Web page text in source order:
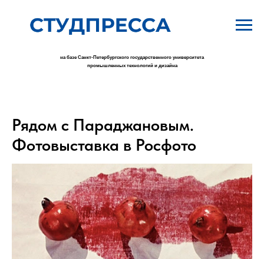
на базе Санкт-Петербургского государственного университета
промышленных технологий и дизайна
Рядом с Параджановым.
Фотовыставка в Росфото